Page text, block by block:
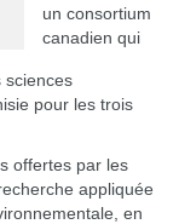
un consortium
canadien qui
sciences
pour les trois
offertes par les
appliquée
en